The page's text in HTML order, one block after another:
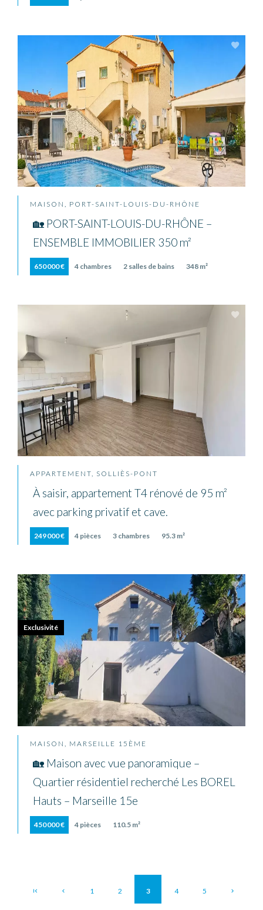
MAISON, PORT-SAINT-LOUIS-DU-RHÔNE
🏡 PORT-SAINT-LOUIS-DU-RHÔNE –
ENSEMBLE IMMOBILIER 350 m²
650 000 € 4 chambres 2 salles de bains 348 m²
APPARTEMENT, SOLLIÈS-PONT
À saisir, appartement T4 rénové de 95 m²
avec parking privatif et cave.
249 000 € 4 pièces 3 chambres 95.3 m²
MAISON, MARSEILLE 15ÈME
🏡 Maison avec vue panoramique –
Quartier résidentiel recherché Les BOREL
Hauts – Marseille 15e
450 000 € 4 pièces 110.5 m²
Exclusivité
1 2 3 4 5